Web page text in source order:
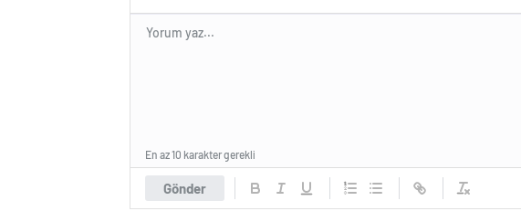
Gönder
En az 10 karakter gerekli